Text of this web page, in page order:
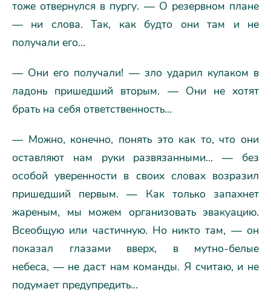
тоже отвернулся в пургу. — О резервном плане
— ни слова. Так, как будто они там и не
получали его...
— Они его получали! — зло ударил кулаком в
ладонь пришедший вторым. — Они не хотят
брать на себя ответственность...
— Можно, конечно, понять это как то, что они
оставляют нам руки развязанными... — без
особой уверенности в своих словах возразил
пришедший первым. — Как только запахнет
жареным, мы можем организовать эвакуацию.
Всеобщую или частичную. Но никто там, — он
показал глазами вверх, в мутно-белые
небеса, — не даст нам команды. Я считаю, и не
подумает предупредить...